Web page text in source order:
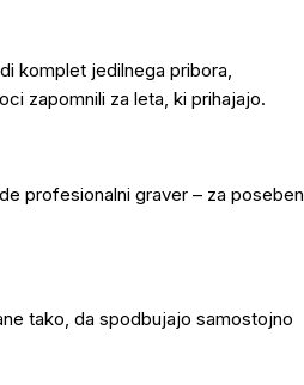
komplet jedilnega pribora,
zapomnili za leta, ki prihajajo.
profesionalni graver – za poseben
tako, da spodbujajo samostojno